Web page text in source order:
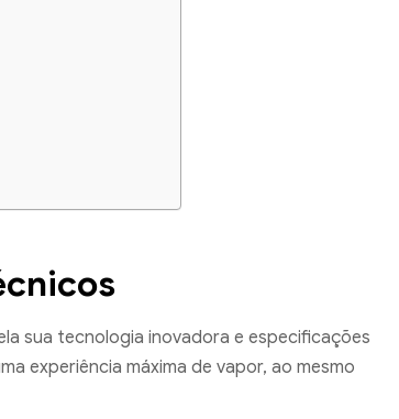
sua tecnologia inovadora e especificações
experiência máxima de vapor, ao mesmo